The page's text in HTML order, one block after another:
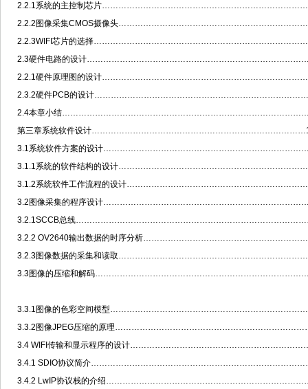
2.2.1系统的主控制芯片
2.2.2图像采集CMOS摄像头
2.2.3WIFI芯片的选择
2.3硬件电路的设计
2.2.1硬件原理图的设计
2.3.2硬件PCB的设计
2.4本章小结
第三章系统软件设计
3.1系统软件方案的设计
3.1.1系统的软件结构的设计
3.1.2系统软件工作流程的设计
3.2图像采集的程序设计
3.2.1SCCB总线
3.2.2 OV2640输出数据的时序分析
3.2.3图像数据的采集和读取
3.3图像的压缩和解码
3.3.1图像的色彩空间模型
3.3.2图像JPEG压缩的原理
3.4 WIFI传输和显示程序的设计
3.4.1 SDIO协议简介
3.4.2 LwIP协议栈的介绍